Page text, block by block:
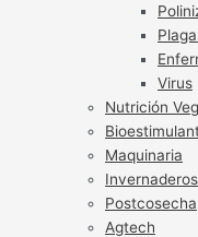
Virus
Nutrición
Maquinaria
Postcosecha
Agtech